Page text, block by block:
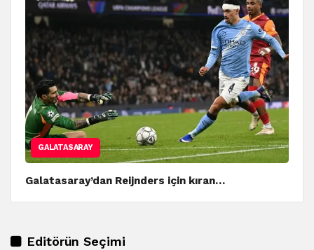
GALATASARAY
Galatasaray’dan Reijnders için kıran…
Editörün Seçimi